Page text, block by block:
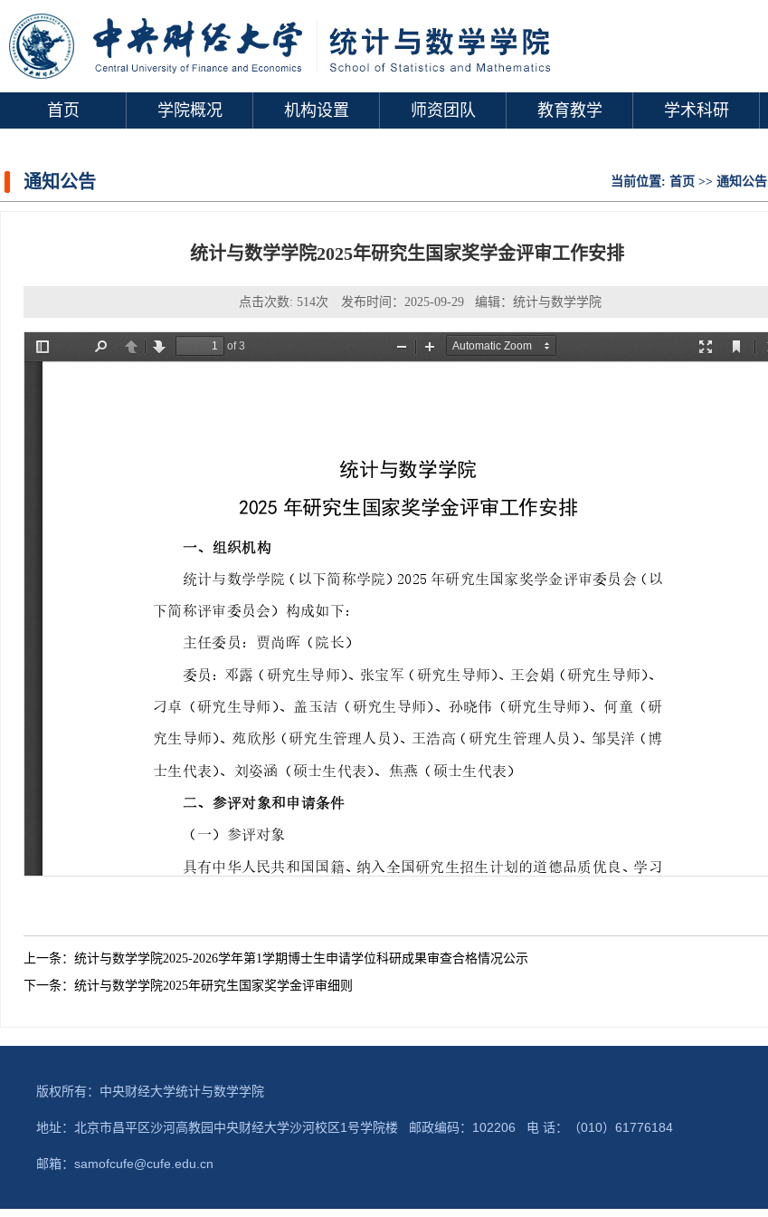
首页 学院概况 机构设置 师资团队 教育教学 学术科研
当前位置: 首页 >> 通知公告
通知公告
统计与数学学院2025年研究生国家奖学金评审工作安排
点击次数: 514次 发布时间：2025-09-29 编辑：统计与数学学院
上一条： 统计与数学学院2025-2026学年第1学期博士生申请学位科研成果审查合格情况公示
下一条： 统计与数学学院2025年研究生国家奖学金评审细则
版权所有：中央财经大学统计与数学学院
地址：北京市昌平区沙河高教园中央财经大学沙河校区1号学院楼 邮政编码：102206 电 话：（010）61776184
邮箱：samofcufe@cufe.edu.cn